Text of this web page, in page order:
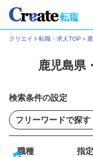
クリエイト転職・求人TOP ＞
鹿児島県
検索条件の設定
職種 指